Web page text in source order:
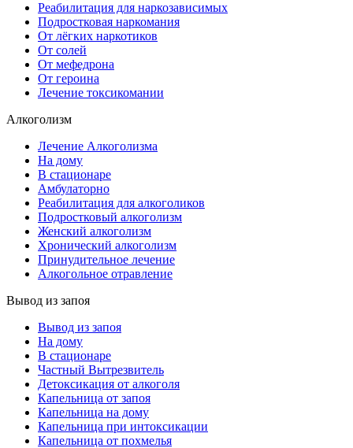
Реабилитация для наркозависимых
Подростковая наркомания
От лёгких наркотиков
От солей
От мефедрона
От героина
Лечение токсикомании
Алкоголизм
Лечение Алкоголизма
На дому
В стационаре
Амбулаторно
Реабилитация для алкоголиков
Подростковый алкоголизм
Женский алкоголизм
Хронический алкоголизм
Принудительное лечение
Алкогольное отравление
Вывод из запоя
Вывод из запоя
На дому
В стационаре
Частный Вытрезвитель
Детоксикация от алкоголя
Капельница от запоя
Капельница на дому
Капельница при интоксикации
Капельница от похмелья